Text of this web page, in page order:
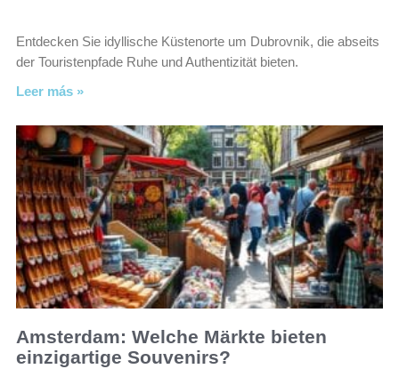
Entdecken Sie idyllische Küstenorte um Dubrovnik, die abseits
der Touristenpfade Ruhe und Authentizität bieten.
Leer más »
Amsterdam: Welche Märkte bieten
einzigartige Souvenirs?